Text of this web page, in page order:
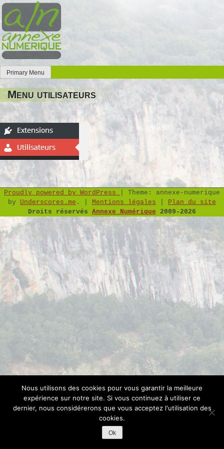
Skip
to
content
Annexe Numérique
Faites l'expérience de la simplicité
Primary Menu
Menu utilisateurs
Proudly powered by WordPress
Theme: annexe-numerique
by Underscores.me . Mentions légales
Plan du site
Droits réservés Annexe Numérique 2009-2026
Nous utilisons des cookies pour vous garantir la meilleure
expérience sur notre site. Si vous continuez à utiliser ce
dernier, nous considérerons que vous acceptez l'utilisation des
cookies.
Ok